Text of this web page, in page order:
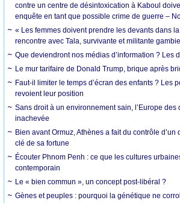
contre un centre de désintoxication à Kaboul
enquête en tant que possible crime de guerre –
« Les femmes doivent prendre les devants dans
rencontre avec Tala, survivante et militante
Que deviendront nos médias d’information ? Les
Le mur tarifaire de Donald Trump, brique après
Faut-il limiter le temps d’écran des enfants ? Les
revoient leur position
Sans droit à un environnement sain, l’Europe des
inachevée
Bien avant Ormuz, Athènes a fait du contrôle
clé de sa fortune
Écouter Phnom Penh : ce que les cultures
contemporain
Le « bien commun », un concept post-libéral ?
Gènes et peuples : pourquoi la génétique ne